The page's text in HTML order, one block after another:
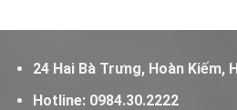
24 Hai Bà Trưng, Hoàn Kiếm,
Hotline: 0984.30.2222